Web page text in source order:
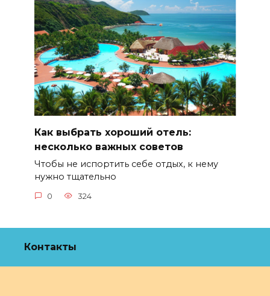
Как выбрать хороший отель:
несколько важных советов
Чтобы не испортить себе отдых, к нему
нужно тщательно
0 324
Контакты